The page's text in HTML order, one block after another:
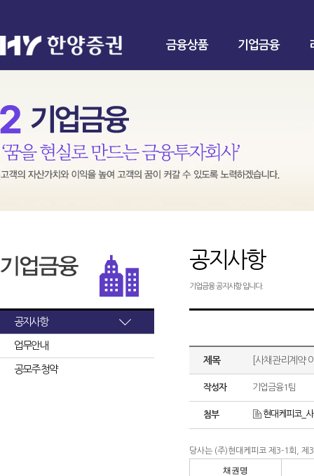
금융상품 기업금융
공지사항
업무안내
공모주 청약
공지사항
기업금융 공지사항 입니다.
제목 [사채관리계약
작성자 기업금융1팀
첨부 현대케피코_
당사는 (주)현대케피코 제 3-1 회 제
채권명